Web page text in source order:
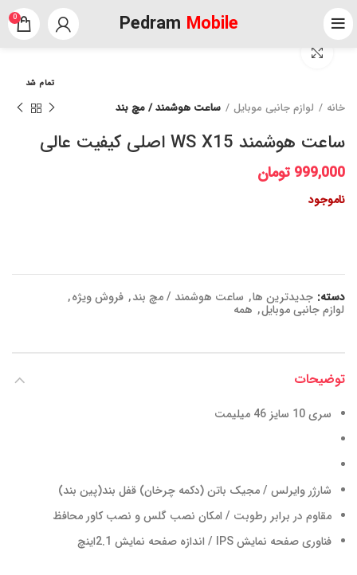
Pedram Mobile
0
تمام شد
خانه لوازم جانبی موبایل ساعت هوشمند / مچ بند
ساعت هوشمند WS X15 اصلی کیفیت عالی
999,000 تومان
ناموجود
دسته: جدیدترین ها, ساعت هوشمند / مچ بند, فروش ویژه,
لوازم جانبی موبایل, همه
توضیحات
سری 10 سایز 46 میلیمت
شارژر وایرلس / مجیک باتن (دکمه چرخان) قفل بند(پین بند)
مقاوم در برابر رطوبت / امکان نصب گلس و نصب کاور محافظ
فناوری صفحه نمایش IPS / اندازه صفحه نمایش 2.1اینچ